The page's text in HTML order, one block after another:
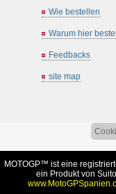
Wie bestellen
Warum hier
Feedbacks
site map
MOTOGP™ ist eine
ein Produkt von